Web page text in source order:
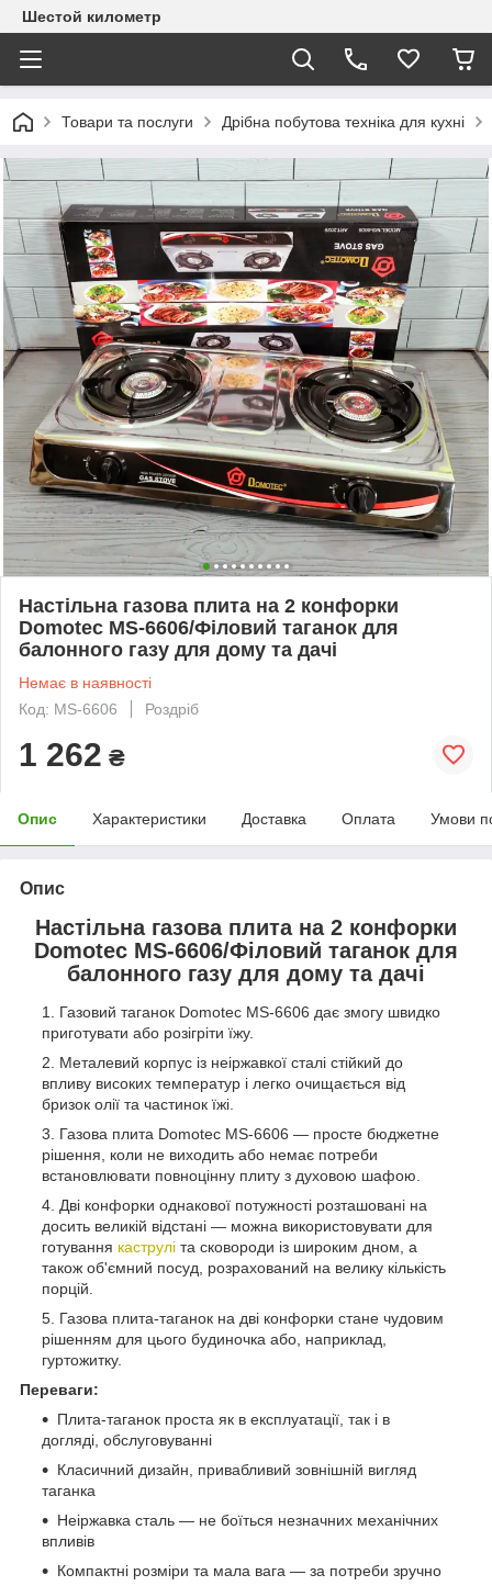
Шестой километр
Товари та послуги Дрібна побутова техніка для кухні
Настільна газова плита на 2 конфорки
Domotec MS-6606/Філовий таганок для
балонного газу для дому та дачі
Немає в наявності
Код: MS-6606
Роздріб
1 262 ₴
Опис Характеристики Доставка Оплата Умови
Опис
Настільна газова плита на 2 конфорки
Domotec MS-6606/Філовий таганок для
балонного газу для дому та дачі
Газовий таганок Domotec MS-6606 дає змогу швидко
приготувати або розігріти їжу.
Металевий корпус із неіржавкої сталі стійкий до
впливу високих температур і легко очищається від
бризок олії та частинок їжі.
Газова плита Domotec MS-6606 — просте бюджетне
рішення, коли не виходить або немає потреби
встановлювати повноцінну плиту з духовою шафою.
Дві конфорки однакової потужності розташовані на
досить великій відстані — можна використовувати для
готування каструлі та сковороди із широким дном, а
також об'ємний посуд, розрахований на велику кількість
порцій.
Газова плита-таганок на дві конфорки стане чудовим
рішенням для цього будиночка або, наприклад,
гуртожитку.
Переваги:
Плита-таганок проста як в експлуатації, так і в
догляді, обслуговуванні
Класичний дизайн, привабливий зовнішній вигляд
таганка
Неіржавка сталь — не боїться незначних механічних
впливів
Компактні розміри та мала вага — за потреби зручно